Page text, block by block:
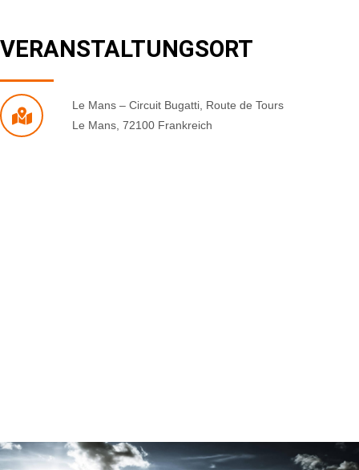
VERANSTALTUNGSORT
Le Mans – Circuit Bugatti, Route de Tours
Le Mans, 72100 Frankreich